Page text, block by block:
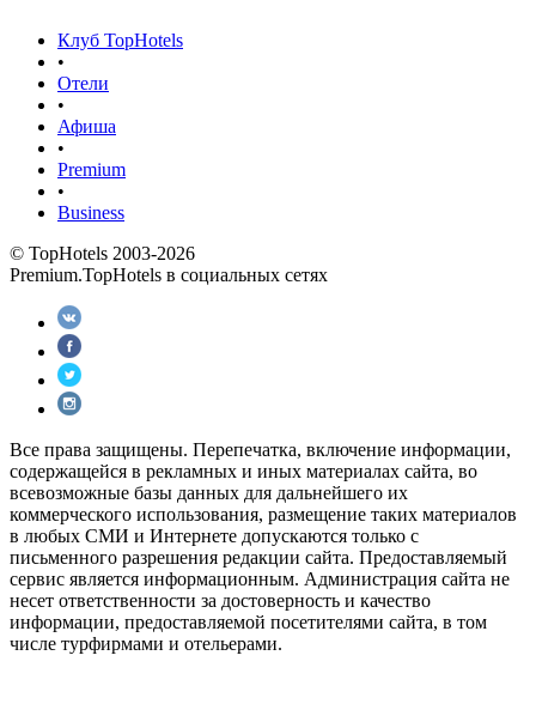
Клуб TopHotels
•
Отели
•
Афиша
•
Premium
•
Business
© TopHotels 2003-2026
Premium.TopHotels в социальных сетях
Все права защищены. Перепечатка, включение информации,
содержащейся в рекламных и иных материалах сайта, во
всевозможные базы данных для дальнейшего их
коммерческого использования, размещение таких материалов
в любых СМИ и Интернете допускаются только с
письменного разрешения редакции сайта. Предоставляемый
сервис является информационным. Администрация сайта не
несет ответственности за достоверность и качество
информации, предоставляемой посетителями сайта, в том
числе турфирмами и отельерами.